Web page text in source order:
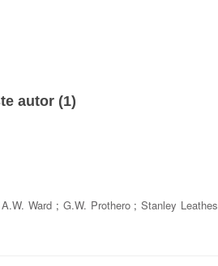
autor (1)
A.W. Ward ; G.W. Prothero;Stanley Leathes